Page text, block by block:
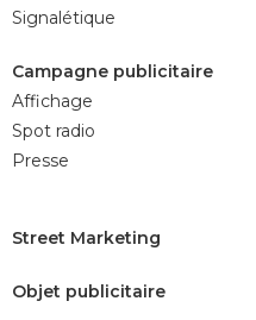
Signalétique
Campagne publicitaire
Affichage
Spot radio
Presse
Street Marketing
Objet publicitaire